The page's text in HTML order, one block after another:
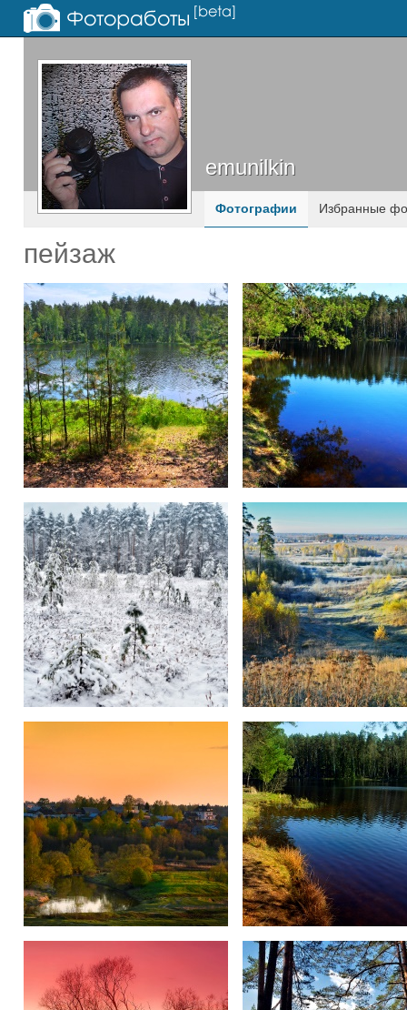
emunilkin
emunilkin
Фотографии Избранные
пейзаж
На озере. На "Синих".
В лесу Вид на Путилово
Закат над "Путиловом". Синие Озеро.